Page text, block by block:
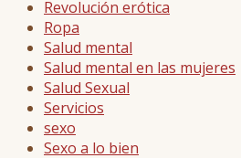
Revolución erótica
Ropa
Salud mental
Salud mental en las mujeres
Salud Sexual
Servicios
sexo
Sexo a lo bien